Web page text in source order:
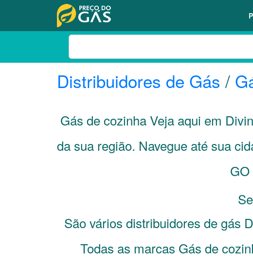
Distribuidores de Gás/
Gás de cozinha Veja aqui em
da sua região. Navegue até sua
São vários distribuidores de gás
Todas as marcas Gás de